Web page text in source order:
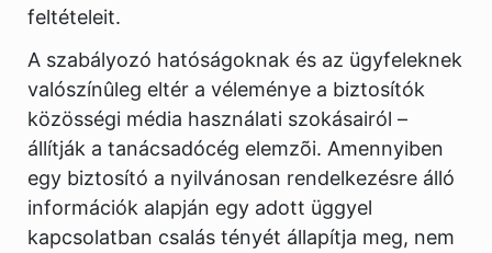
feltételeit.
A szabályozó hatóságoknak és az ügyfeleknek
valószínûleg eltér a véleménye a biztosítók
közösségi média használati szokásairól –
állítják a tanácsadócég elemzõi. Amennyiben
egy biztosító a nyilvánosan rendelkezésre álló
információk alapján egy adott üggyel
kapcsolatban csalás tényét állapítja meg, nem